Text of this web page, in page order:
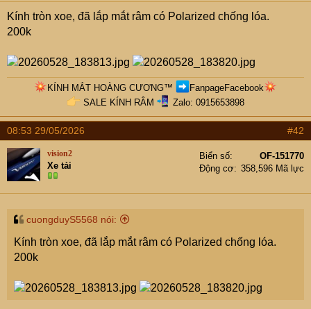
Kính tròn xoe, đã lắp mắt râm có Polarized chống lóa.
200k
KÍNH MẮT HOÀNG CƯƠNG™
FanpageFacebook
SALE KÍNH RÂM
Zalo: 0915653898​
08:53 29/05/2026 #42
vision2
Xe tải
Biển số
OF-151770
Động cơ
358,596 Mã lực
cuongduyS5568 nói:
Kính tròn xoe, đã lắp mắt râm có Polarized chống lóa.
200k